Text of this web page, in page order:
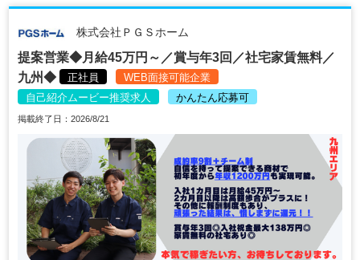
株式会社ＰＧＳホーム
提案営業◆月給45万円～／賞与年3回／社宅家賃無料／
九州◆
正社員
WEB面接可能企業
自己紹介ムービー推奨求人
かんたん応募可
掲載終了日：2026/8/21